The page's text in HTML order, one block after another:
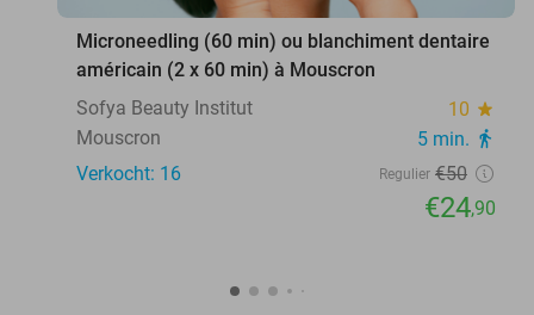
Microneedling (60 min) ou blanchiment dentaire
américain (2 x 60 min) à Mouscron
Sofya Beauty Institut
10 star
Mouscron 5 min. directions_walk
Verkocht: 16 Regulier €50
€24,90